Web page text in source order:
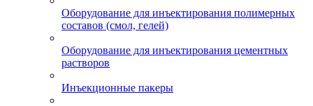
Оборудование для инъектирования полимерных
составов (смол, гелей)
Оборудование для инъектирования цементных
растворов
Инъекционные пакеры